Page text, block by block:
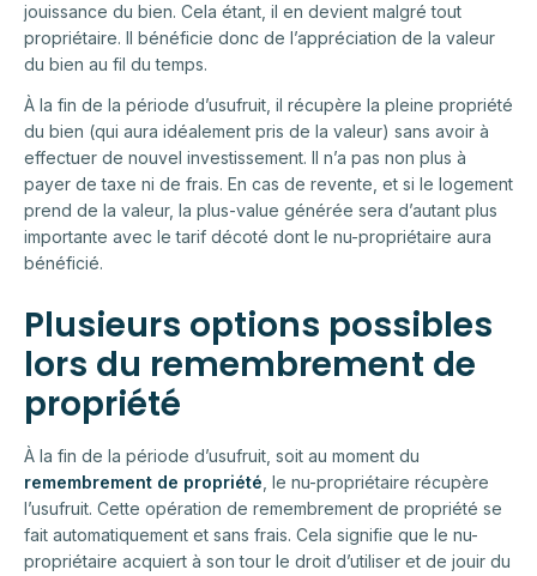
jouissance du bien. Cela étant, il en devient malgré tout
propriétaire. Il bénéficie donc de l’appréciation de la valeur
du bien au fil du temps.
À la fin de la période d’usufruit, il récupère la pleine propriété
du bien (qui aura idéalement pris de la valeur) sans avoir à
effectuer de nouvel investissement. Il n’a pas non plus à
payer de taxe ni de frais. En cas de revente, et si le logement
prend de la valeur, la plus-value générée sera d’autant plus
importante avec le tarif décoté dont le nu-propriétaire aura
bénéficié.
Plusieurs options possibles
lors du remembrement de
propriété
À la fin de la période d’usufruit, soit au moment du
remembrement de propriété , le nu-propriétaire récupère
l’usufruit. Cette opération de remembrement de propriété se
fait automatiquement et sans frais. Cela signifie que le nu-
propriétaire acquiert à son tour le droit d’utiliser et de jouir du